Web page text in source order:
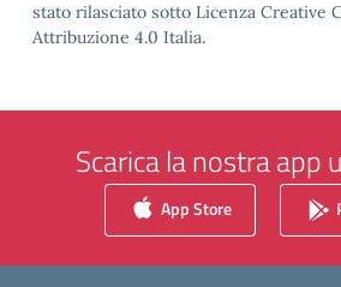
stato rilasciato sotto Licenza Creative
Attribuzione 4.0 Italia.
Scarica la nostra app
App Store